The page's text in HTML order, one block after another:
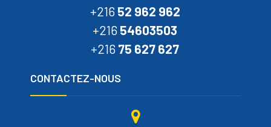
+216 52 962 962
+216 54603503
+216 75 627 627
CONTACTEZ-NOUS